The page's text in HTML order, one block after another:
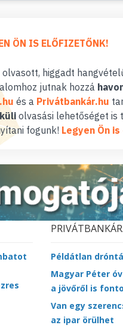
ÖN IS ELŐFIZETŐNK!
higgadt
jutnak hozzá
és a Privátbankár.hu
olvasási lehetőséget is
fogunk! Legyen Ön
Példátlan
Magyar Péter
a jövőről is
Van egy
az ipar örülhet